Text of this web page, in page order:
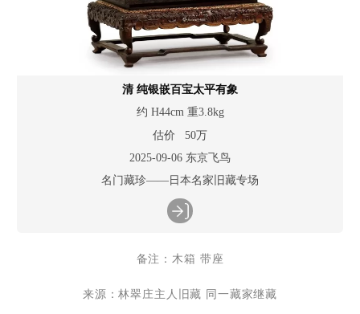
清 纯银嵌百宝太平有象
约 H44cm 重3.8kg
估价 50万
2025-09-06 东京飞鸟
名门藏珍——日本名家旧藏专场
备注：木箱 带座
来源：林翠庄主人旧藏 同一藏家继藏